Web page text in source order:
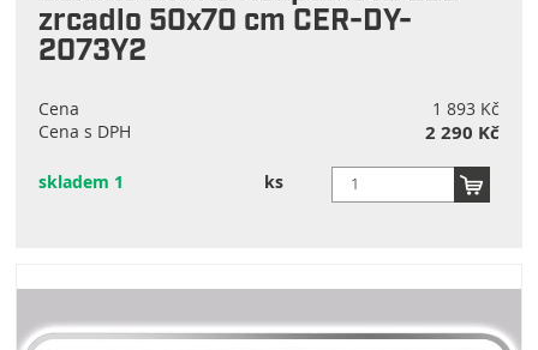
zrcadlo 50x70 cm CER-DY-
2073Y2
Cena
1 893 Kč
Cena s DPH
2 290 Kč
skladem 1 ks